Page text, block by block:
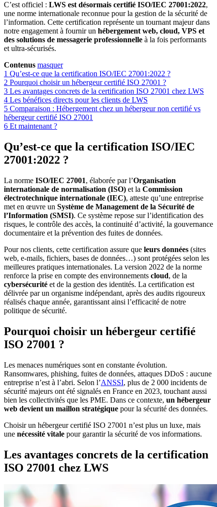
C’est officiel : LWS est désormais certifié ISO/IEC 27001:2022,
une norme internationale reconnue pour la gestion de la sécurité de
l’information. Cette certification représente un tournant majeur dans
notre engagement à fournir un hébergement web, cloud, VPS et
des solutions de messagerie professionnelle à la fois performants
et ultra-sécurisés.
Contenus masquer
1 Qu’est-ce que la certification ISO/IEC 27001:2022 ?
2 Pourquoi choisir un hébergeur certifié ISO 27001 ?
3 Les avantages concrets de la certification ISO 27001 chez LWS
4 Les bénéfices directs pour les clients de LWS
5 Comparaison : Hébergement chez un hébergeur non certifié vs
hébergeur certifié ISO 27001
6 Et maintenant ?
Qu’est-ce que la certification ISO/IEC
27001:2022 ?
La norme ISO/IEC 27001, élaborée par l’Organisation
internationale de normalisation (ISO) et la Commission
électrotechnique internationale (IEC), atteste qu’une entreprise
met en œuvre un Système de Management de la Sécurité de
l’Information (SMSI). Ce système repose sur l’identification des
risques, le contrôle des accès, la continuité d’activité, la gouvernance
documentaire et la prévention des fuites de données.
Pour nos clients, cette certification assure que leurs données (sites
web, e-mails, fichiers, bases de données…) sont protégées selon les
meilleures pratiques internationales. La version 2022 de la norme
renforce la prise en compte des environnements cloud, de la
cybersécurité et de la gestion des identités. La certification est
délivrée par un organisme indépendant, après des audits rigoureux
réalisés chaque année, garantissant ainsi l’efficacité de notre
politique de sécurité.
Pourquoi choisir un hébergeur certifié
ISO 27001 ?
Les menaces numériques sont en constante évolution.
Ransomwares, phishing, fuites de données, attaques DDoS : aucune
entreprise n’est à l’abri. Selon l’ANSSI, plus de 2 000 incidents de
sécurité majeurs ont été signalés en France en 2023, touchant aussi
bien les collectivités que les PME. Dans ce contexte, un hébergeur
web devient un maillon stratégique pour la sécurité des données.
Choisir un hébergeur certifié ISO 27001 n’est plus un luxe, mais
une nécessité vitale pour garantir la sécurité de vos informations.
Les avantages concrets de la certification
ISO 27001 chez LWS